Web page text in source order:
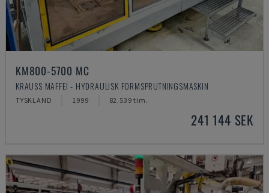
KM800-5700 MC
KRAUSS MAFFEI - HYDRAULISK FORMSPRUTNINGSMASKIN
TYSKLAND 1999 82.539 tim.
241 144 SEK